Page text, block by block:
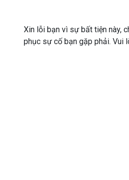
Xin lỗi bạn vì sự bất tiện này,
phục sự cố bạn gặp phải. Vui